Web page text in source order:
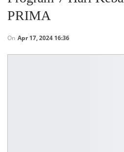
PRIMA
On Apr 17, 2024 16:36